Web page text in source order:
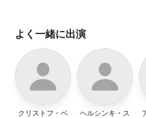
ル・ルーディン
よく一緒に出演
クリストフ・ベ
ヘルシンキ・ス